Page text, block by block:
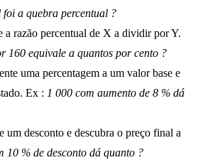
a quebra percentual ?
a razão percentual de X a dividir por Y.
160 equivale a quantos por cento ?
uma percentagem a um valor base e
Ex : 1 000 com aumento de 8 % dá
um desconto e descubra o preço final a
10 % de desconto dá quanto ?